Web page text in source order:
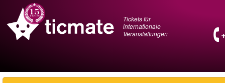
Tickets für
internationale
Veranstaltungen